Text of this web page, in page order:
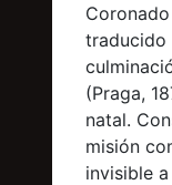
traducido
(Praga,
natal.
misión
invisible a